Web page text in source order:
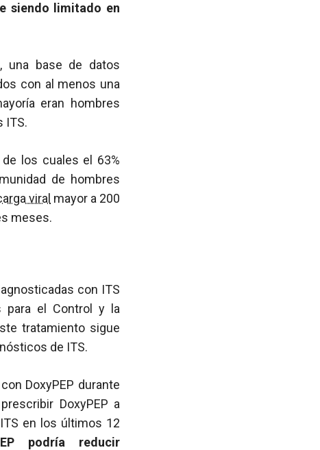
siendo limitado en
una base de datos
con al menos una
eran hombres
ITS.
los cuales el 63%
de hombres
viral mayor a 200
meses.
con ITS
para el Control y la
tratamiento sigue
de ITS.
DoxyPEP durante
DoxyPEP a
en los últimos 12
podría reducir